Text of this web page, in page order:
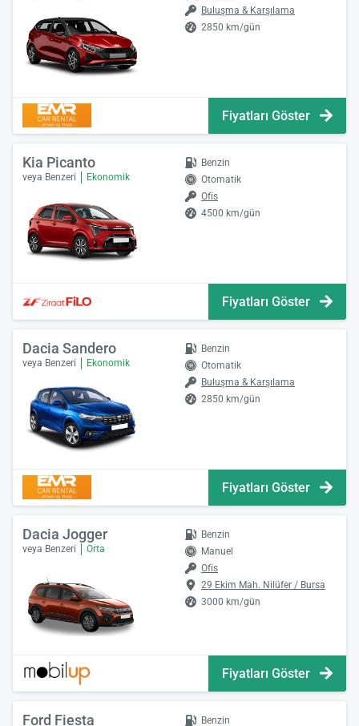
Buluşma & Karşılama
2850 km/gün
Fiyatları Göster
Kia Picanto
veya Benzeri Ekonomik
Benzin
Otomatik
Ofis
4500 km/gün
Fiyatları Göster
Dacia Sandero
veya Benzeri Ekonomik
Benzin
Otomatik
Buluşma & Karşılama
2850 km/gün
Fiyatları Göster
Dacia Jogger
veya Benzeri Orta
Benzin
Manuel
Ofis
29 Ekim Mah. Nilüfer / Bursa
3000 km/gün
Fiyatları Göster
Ford Fiesta Benzin